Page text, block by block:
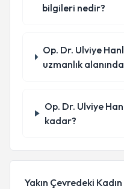
bilgileri nedir?
Op. Dr. Ulviye
uzmanlık
Op. Dr. Ulviye
kadar?
Yakın Çevredeki